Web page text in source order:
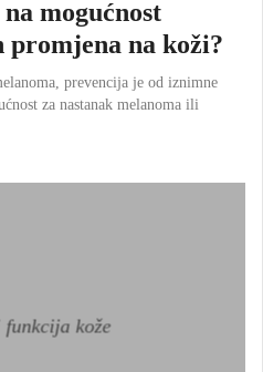
mogućnost
promjena na koži?
prevencija je od iznimne
za nastanak melanoma ili